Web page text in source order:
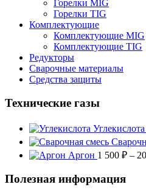
Горелки MIG
Горелки TIG
Комплектующие
Комплектующие MIG
Комплектующие TIG
Редукторы
Сварочные материалы
Средства защиты
Технические газы
Углекислота
Аргон 1 500 ₽ –
Полезная информация